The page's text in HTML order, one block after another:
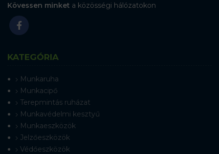
Kövessen minket a közösségi hálózatokon
KATEGÓRIA
Munkaruha
Munkacipő
Terepmintás ruházat
Munkavédelmi kesztyű
Munkaeszközök
Jelzőeszközök
Védőeszközök